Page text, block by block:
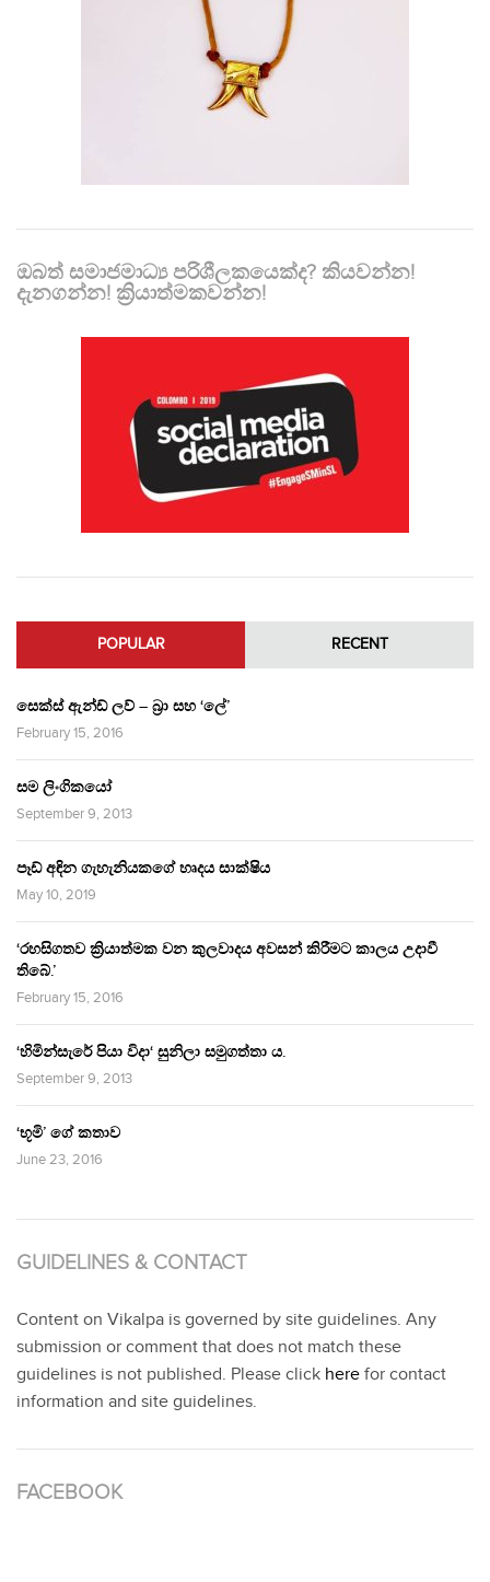
ඔබත් සමාජමාධ්‍ය පරිශීලකයෙක්ද? කියවන්න!
දැනගන්න! ක්‍රියාත්මකවන්න!
POPULAR RECENT
සෙක්ස් ඇන්ඩ් ලව් – බ්‍රා සහ ‘ලේ’
February 15, 2016
සම ලිංගිකයෝ
September 9, 2013
පෑඩ් අඳින ගැහැනියකගේ හෘදය සාක්ෂිය
May 10, 2019
‘රහසිගතව ක්‍රියාත්මක වන කුලවාදය අවසන් කිරීමට කාලය උදාවී
තිබේ.’
February 15, 2016
‘හිමින්සැරේ පියා විදා‘ සුනිලා සමුගත්තා ය.
September 9, 2013
‘භූමි’ ගේ කතාව
June 23, 2016
GUIDELINES & CONTACT
Content on Vikalpa is governed by site guidelines. Any
submission or comment that does not match these
guidelines is not published. Please click here for contact
information and site guidelines.
FACEBOOK